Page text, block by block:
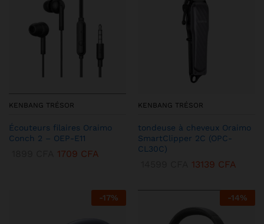
KENBANG TRÉSOR
Écouteurs filaires Oraimo
Conch 2 – OEP-E11
1709 CFA
KENBANG TRÉSOR
tondeuse à cheveux Oraimo
SmartClipper 2C (OPC-
CL30C)
13139 CFA
-17% -14%